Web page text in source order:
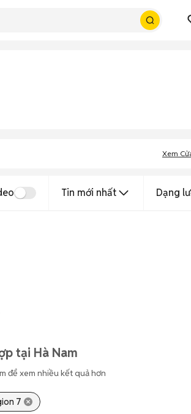
Xem
Tin mới nhất Dạng
tại Hà Nam
để xem nhiều kết quả hơn
7